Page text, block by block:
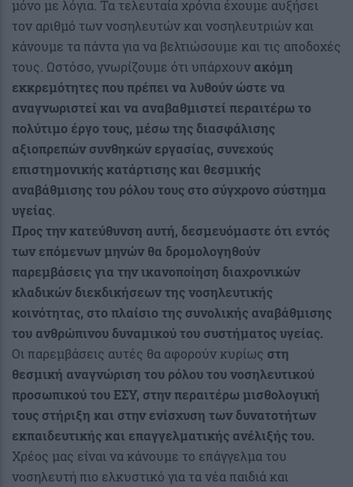
μόνο με λόγια. Τα τελευταία χρόνια έχουμε αυξήσει
τον αριθμό των νοσηλευτών και νοσηλευτριών και
κάνουμε τα πάντα για να βελτιώσουμε και τις αποδοχές
τους. Ωστόσο, γνωρίζουμε ότι υπάρχουν ακόμη
εκκρεμότητες που πρέπει να λυθούν ώστε να
αναγνωριστεί και να αναβαθμιστεί περαιτέρω το
πολύτιμο έργο τους, μέσω της διασφάλισης
αξιοπρεπών συνθηκών εργασίας, συνεχούς
επιστημονικής κατάρτισης και θεσμικής
αναβάθμισης του ρόλου τους στο σύγχρονο σύστημα
υγείας.
Προς την κατεύθυνση αυτή, δεσμευόμαστε ότι εντός
των επόμενων μηνών θα δρομολογηθούν
παρεμβάσεις για την ικανοποίηση διαχρονικών
κλαδικών διεκδικήσεων της νοσηλευτικής
κοινότητας, στο πλαίσιο της συνολικής αναβάθμισης
του ανθρώπινου δυναμικού του συστήματος υγείας.
Οι παρεμβάσεις αυτές θα αφορούν κυρίως στη
θεσμική αναγνώριση του ρόλου του νοσηλευτικού
προσωπικού του ΕΣΥ, στην περαιτέρω μισθολογική
τους στήριξη και στην ενίσχυση των δυνατοτήτων
εκπαιδευτικής και επαγγελματικής ανέλιξής του.
Χρέος μας είναι να κάνουμε το επάγγελμα του
νοσηλευτή πιο ελκυστικό για τα νέα παιδιά και